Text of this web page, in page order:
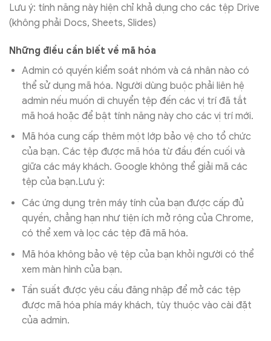
Lưu ý: tính năng này hiện chỉ khả dụng cho các tệp Drive
(không phải Docs, Sheets, Slides)
Những điều cần biết về mã hóa
Admin có quyền kiểm soát nhóm và cá nhân nào có
thể sử dụng mã hóa. Người dùng buộc phải liên hệ
admin nếu muốn di chuyển tệp đến các vị trí đã tắt
mã hoá hoặc để bật tính năng này cho các vị trí mới.
Mã hóa cung cấp thêm một lớp bảo vệ cho tổ chức
của bạn. Các tệp được mã hóa từ đầu đến cuối và
giữa các máy khách. Google không thể giải mã các
tệp của bạn.Lưu ý:
Các ứng dụng trên máy tính của bạn được cấp đủ
quyền, chẳng hạn như tiện ích mở rộng của Chrome,
có thể xem và lọc các tệp đã mã hóa.
Mã hóa không bảo vệ tệp của bạn khỏi người có thể
xem màn hình của bạn.
Tần suất được yêu cầu đăng nhập để mở các tệp
được mã hóa phía máy khách, tùy thuộc vào cài đặt
của admin.